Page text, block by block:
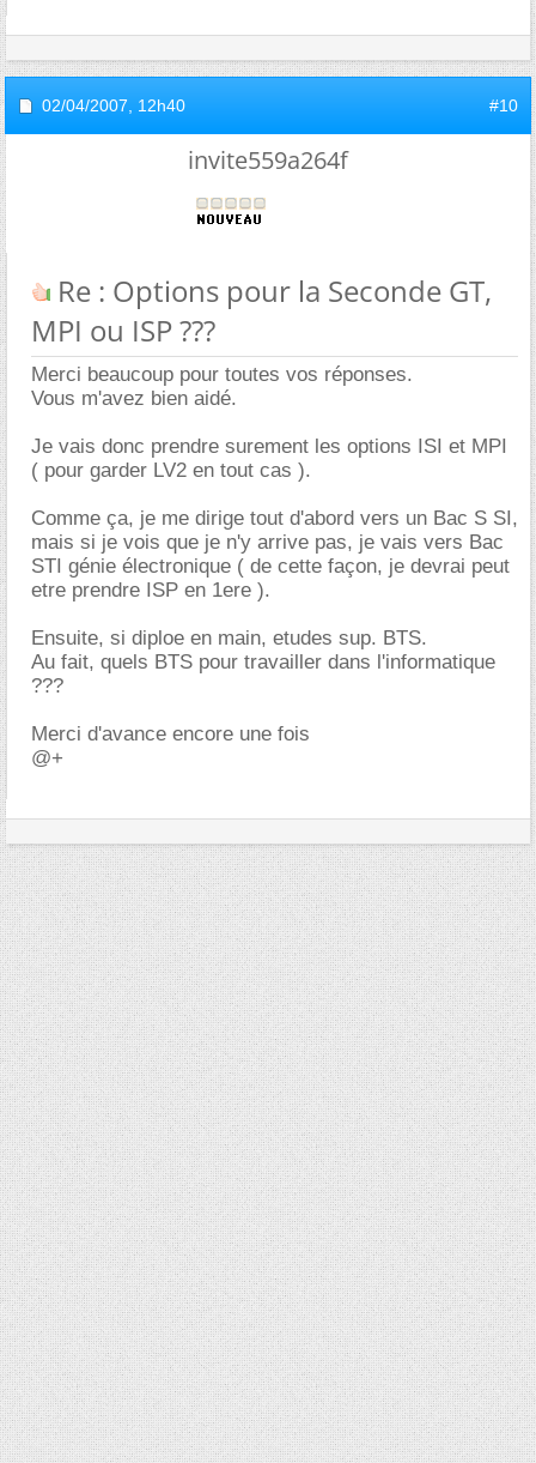
02/04/2007, 12h40 #10
invite559a264f
Re : Options pour la Seconde GT,
MPI ou ISP ???
Merci beaucoup pour toutes vos réponses.
Vous m'avez bien aidé.
Je vais donc prendre surement les options ISI et MPI
( pour garder LV2 en tout cas ).
Comme ça, je me dirige tout d'abord vers un Bac S SI,
mais si je vois que je n'y arrive pas, je vais vers Bac
STI génie électronique ( de cette façon, je devrai peut
etre prendre ISP en 1ere ).
Ensuite, si diploe en main, etudes sup. BTS.
Au fait, quels BTS pour travailler dans l'informatique
???
Merci d'avance encore une fois
@+